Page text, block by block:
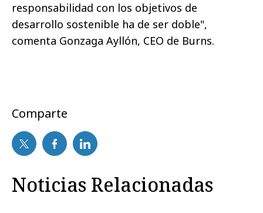
responsabilidad con los objetivos de
desarrollo sostenible ha de ser doble",
comenta Gonzaga Ayllón, CEO de Burns.
Comparte
Noticias Relacionadas